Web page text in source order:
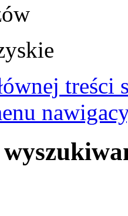
treści